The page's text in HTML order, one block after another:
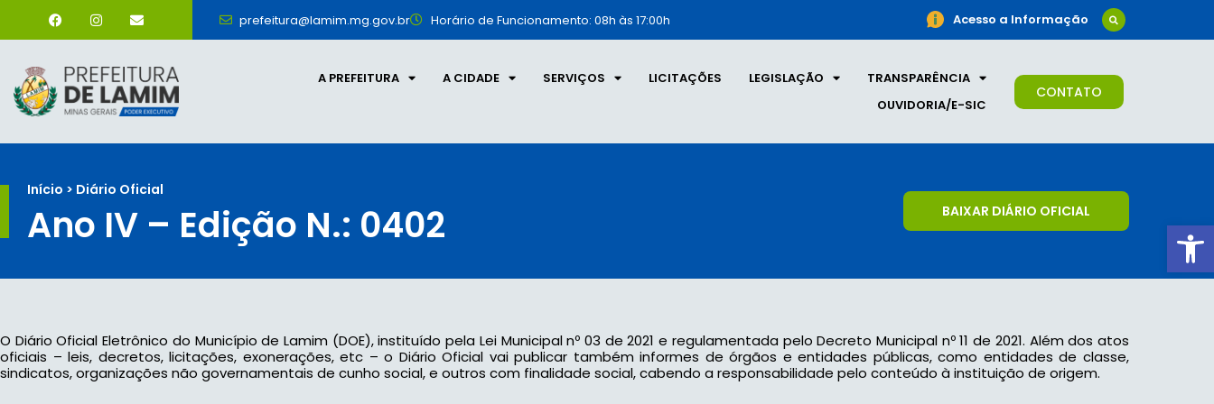
prefeitura@lamim.mg.gov.br Horário de Funcionamento: 08h às 17:00h Acesso a Informação
A PREFEITURA A CIDADE SERVIÇOS LICITAÇÕES LEGISLAÇÃO
TRANSPARÊNCIA
OUVIDORIA/E-SIC
CONTATO
Início > Diário Oficial
Ano IV – Edição N.: 0402 BAIXAR DIÁRIO OFICIAL
O Diário Oficial Eletrônico do Município de Lamim (DOE), instituído pela Lei Municipal nº 03 de 2021 e regulamentada pelo Decreto Municipal nº 11 de 2021. Além dos atos
oficiais – leis, decretos, licitações, exonerações, etc – o Diário Oficial vai publicar também informes de órgãos e entidades públicas, como entidades de classe,
sindicatos, organizações não governamentais de cunho social, e outros com finalidade social, cabendo a responsabilidade pelo conteúdo à instituição de origem.